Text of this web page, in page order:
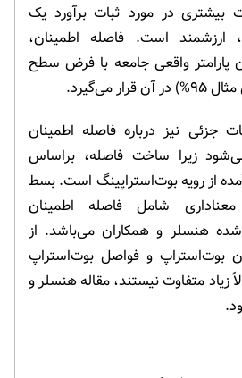
بیشتری در مورد ثبات برآورد یک
است. فاصله اطمینان،
پارامتر واقعی جامعه با فرض سطح
می‌گیرد.
جزئی نیز درباره فاصله اطمینان
زیرا ساخت فاصله، براساس
از رویه بوت‌استراپینگ است. بسط
شامل فاصله اطمینان
هنسلر و همکاران می‌باشد. از
بوت‌استراپ و فواصل بوت‌استراپ
زیاد متفاوت نیستند، مقاله هنسلر و